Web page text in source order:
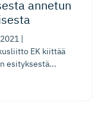
annetun
|
EK kiittää
esityksestä...